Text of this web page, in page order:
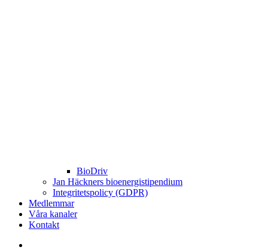
BioDriv
Jan Häckners bioenergistipendium
Integritetspolicy (GDPR)
Medlemmar
Våra kanaler
Kontakt